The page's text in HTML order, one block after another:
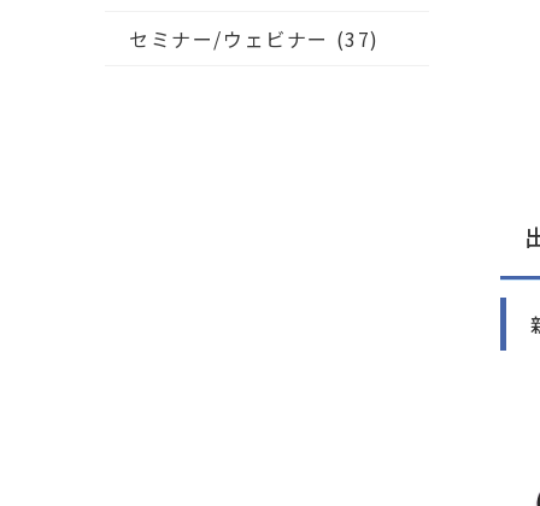
セミナー/ウェビナー (37)